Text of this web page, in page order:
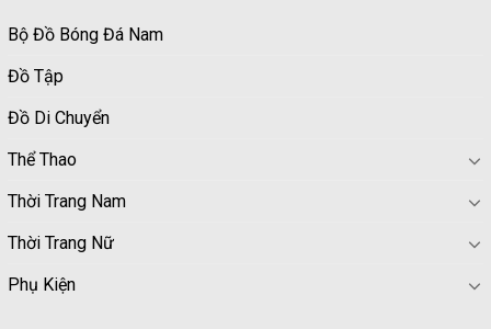
Bộ Đồ Bóng Đá Nam
Đồ Tập
Đồ Di Chuyển
Thể Thao
Thời Trang Nam
Thời Trang Nữ
Phụ Kiện